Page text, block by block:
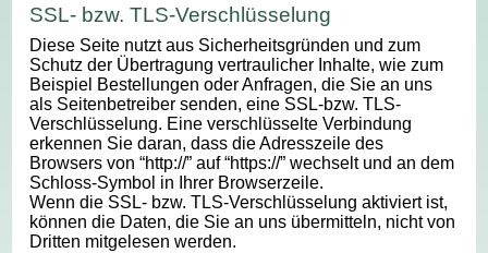
SSL- bzw. TLS-Verschlüsselung
Diese Seite nutzt aus Sicherheitsgründen und zum
Schutz der Übertragung vertraulicher Inhalte, wie zum
Beispiel Bestellungen oder Anfragen, die Sie an uns
als Seitenbetreiber senden, eine SSL-bzw. TLS-
Verschlüsselung. Eine verschlüsselte Verbindung
erkennen Sie daran, dass die Adresszeile des
Browsers von “http://” auf “https://” wechselt und an dem
Schloss-Symbol in Ihrer Browserzeile.
Wenn die SSL- bzw. TLS-Verschlüsselung aktiviert ist,
können die Daten, die Sie an uns übermitteln, nicht von
Dritten mitgelesen werden.